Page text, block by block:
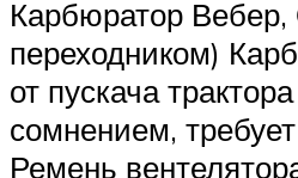
Карбюратор Вебер,
переходником)
от пускача
сомнением,
Ремень